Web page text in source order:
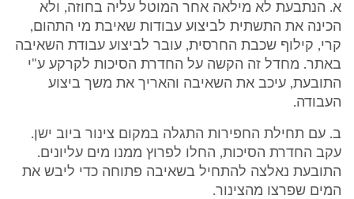
א. הנתבעת לא מילאה אחר המוטל עליה בחוזה, ולא
הכינה את התשתית לביצוע עבודות שאיבת מי התהום,
קרי, קילוף שכבת החרסית, עובר לביצוע עבודת השאיבה
באתר. מחדל זה הקשה על החדרת הסיכות לקרקע ע"י
התובעת, עיכב את השאיבה והאריך את משך ביצוע
העבודה.
ב. עם תחילת החפירות התגלה במקום צינור ביוב ישן.
עקב החדרת הסיכות, החלו לפרוץ ממנו מים עליונים.
התובעת נאלצה להתחיל בשאיבה פתוחה כדי ליבש את
המים שפרצו מהצינור.